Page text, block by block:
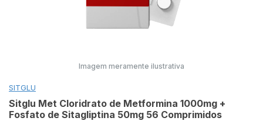
Imagem meramente ilustrativa
SITGLU
Sitglu Met Cloridrato de Metformina 1000mg +
Fosfato de Sitagliptina 50mg 56 Comprimidos